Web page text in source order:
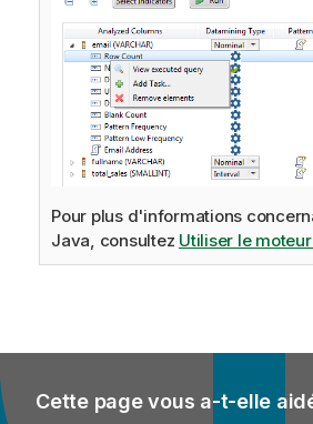
Pour plus d'informations
Java, consultez Utiliser le
Cette page vous a-t-elle